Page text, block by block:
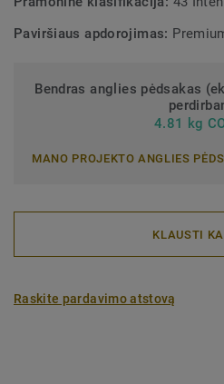
Paviršiaus apdorojimas:
Bendras anglies pėdsakas
4.81 kg
MANO PROJEKTO ANGLIES
KLAUSTI
Raskite pardavimo atstovą